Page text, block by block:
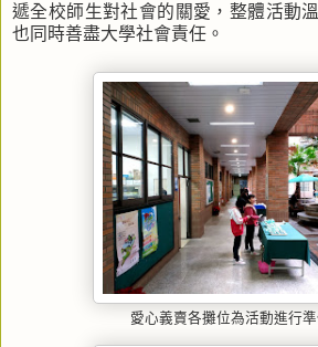
遞全校師生對社會的關愛，整體活動
也同時善盡大學社會責任。
愛心義賣各攤位為活動進行